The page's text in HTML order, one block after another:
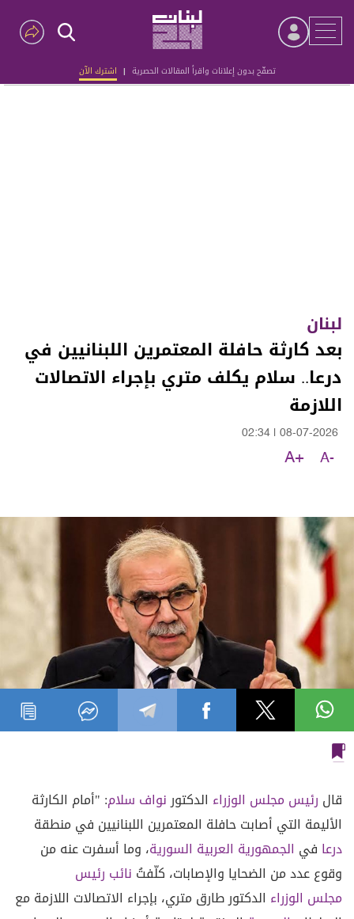
تصفّح بدون إعلانات واقرأ المقالات الحصرية | اشترك الآن
Advertisement
لبنان
بعد كارثة حافلة المعتمرين اللبنانيين في
درعا.. سلام يكلف متري بإجراء الاتصالات
اللازمة
08-07-2026
02:34
A-
A+
قال رئيس مجلس الوزراء الدكتورنواف سلام: "أمام الكارثة
الأليمة التي أصابت حافلة المعتمرين اللبنانيين في منطقة
درعا في الجمهورية العربية السورية، وما أسفرت عنه من
وقوع عدد من الضحايا والإصابات، كلّفتُ نائب رئيس
مجلس الوزراء الدكتور طارق متري، بإجراء الاتصالات اللازمة مع